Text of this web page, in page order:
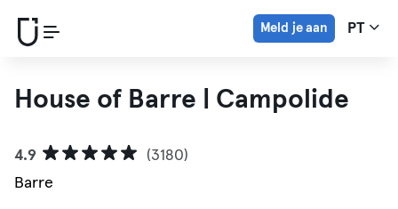
Meld je aan PT
House of Barre | Campolide
4.9
(3180)
Barre